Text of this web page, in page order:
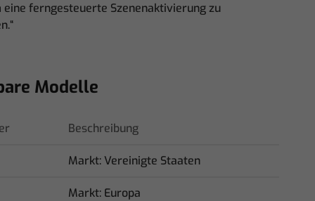
eine ferngesteuerte Szenenaktivierung zu
Modelle
Beschreibung
Markt: Vereinigte Staaten
Markt: Europa